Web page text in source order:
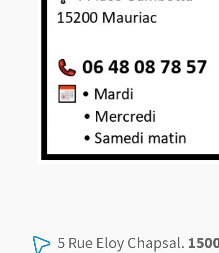
5 Rue Eloy Chapsal.